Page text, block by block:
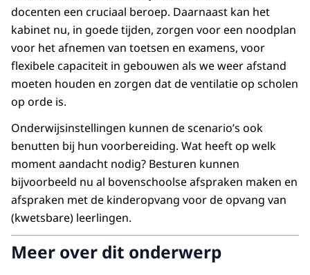
docenten een cruciaal beroep. Daarnaast kan het
kabinet nu, in goede tijden, zorgen voor een noodplan
voor het afnemen van toetsen en examens, voor
flexibele capaciteit in gebouwen als we weer afstand
moeten houden en zorgen dat de ventilatie op scholen
op orde is.
Onderwijsinstellingen kunnen de scenario’s ook
benutten bij hun voorbereiding. Wat heeft op welk
moment aandacht nodig? Besturen kunnen
bijvoorbeeld nu al bovenschoolse afspraken maken en
afspraken met de kinderopvang voor de opvang van
(kwetsbare) leerlingen.
Meer over dit onderwerp